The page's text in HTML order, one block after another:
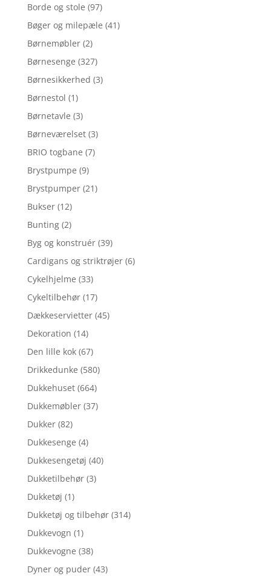
Borde og stole (97)
Bøger og milepæle (41)
Børnemøbler (2)
Børnesenge (327)
Børnesikkerhed (3)
Børnestol (1)
Børnetavle (3)
Børneværelset (3)
BRIO togbane (7)
Brystpumpe (9)
Brystpumper (21)
Bukser (12)
Bunting (2)
Byg og konstruér (39)
Cardigans og striktrøjer (6)
Cykelhjelme (33)
Cykeltilbehør (17)
Dækkeservietter (45)
Dekoration (14)
Den lille kok (67)
Drikkedunke (580)
Dukkehuset (664)
Dukkemøbler (37)
Dukker (82)
Dukkesenge (4)
Dukkesengetøj (40)
Dukketilbehør (3)
Dukketøj (1)
Dukketøj og tilbehør (314)
Dukkevogn (1)
Dukkevogne (38)
Dyner og puder (43)